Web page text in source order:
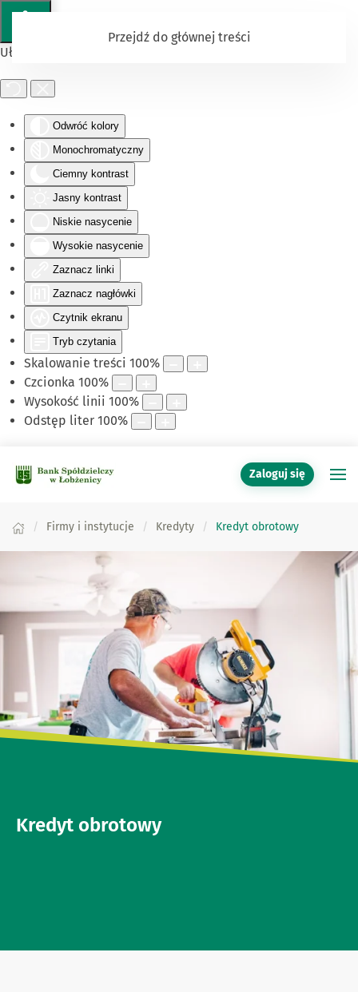
Ułatwienia dostępu
Odwróć kolory
Monochromatyczny
Ciemny kontrast
Jasny kontrast
Niskie nasycenie
Wysokie nasycenie
Zaznacz linki
Zaznacz nagłówki
Czytnik ekranu
Tryb czytania
Skalowanie treści 100%
Czcionka 100%
Wysokość linii 100%
Odstęp liter 100%
Przejdź do głównej treści
Zaloguj się
Firmy i instytucje Kredyty Kredyt obrotowy
Kredyt obrotowy